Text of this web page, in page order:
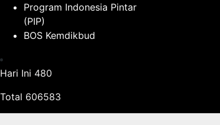
Program Indonesia Pintar
(PIP)
BOS Kemdikbud
Hari Ini 480
Total 606583